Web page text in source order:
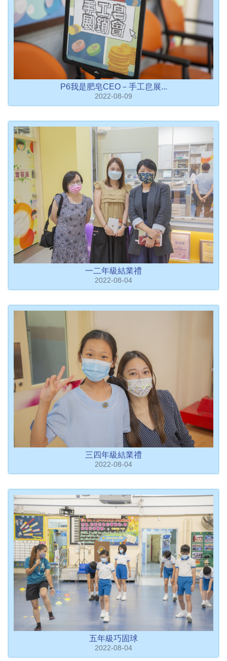
P6我是肥皂CEO－手工皀展...
2022-08-09
一二年級結業禮
2022-08-04
三四年級結業禮
2022-08-04
五年級巧固球
2022-08-04